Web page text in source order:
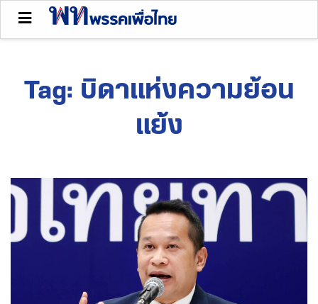
Tag: บิดาแห่งความย้อน
แย้ง